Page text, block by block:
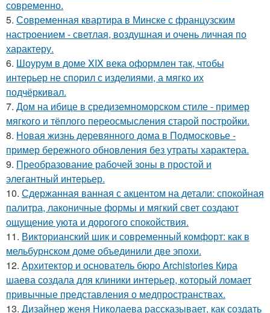
современно.
5. Современная квартира в Минске с французским
настроением - светлая, воздушная и очень личная по
характеру.
6. Шоурум в доме XIX века оформлен так, чтобы
интерьер не спорил с изделиями, а мягко их
подчёркивал.
7. Дом на ибице в средиземноморском стиле - пример
мягкого и тёплого переосмысления старой постройки.
8. Новая жизнь деревянного дома в Подмосковье -
пример бережного обновления без утраты характера.
9. Преобразование рабочей зоны в простой и
элегантный интерьер.
10. Сдержанная ванная с акцентом на детали: спокойная
палитра, лаконичные формы и мягкий свет создают
ощущение уюта и дорогого спокойствия.
11. Викторианский шик и современный комфорт: как в
мельбурнском доме объединили две эпохи.
12. Архитектор и основатель бюро Archistories Кира
шаева создала для клиники интерьер, который ломает
привычные представления о медпространствах.
13. Дизайнер женя Николаева рассказывает, как создать